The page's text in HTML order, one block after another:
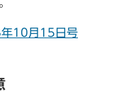
10月15日号